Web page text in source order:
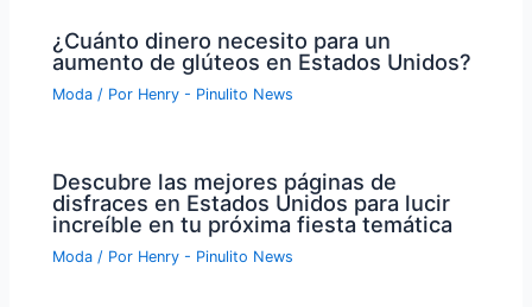
¿Cuánto dinero necesito para un
aumento de glúteos en Estados Unidos?
Moda / Por Henry - Pinulito News
Descubre las mejores páginas de
disfraces en Estados Unidos para lucir
increíble en tu próxima fiesta temática
Moda / Por Henry - Pinulito News